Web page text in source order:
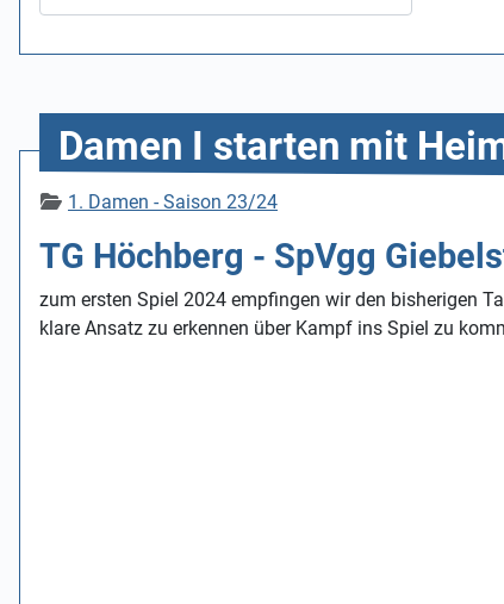
Damen I starten mit
Details1. Damen - Saison 23/24
TG Höchberg - SpVgg
zum ersten Spiel 2024 empfingen wir den bisherigen
klare Ansatz zu erkennen über Kampf ins Spiel zu